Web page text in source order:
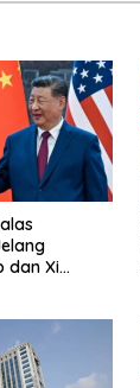
dan Xi